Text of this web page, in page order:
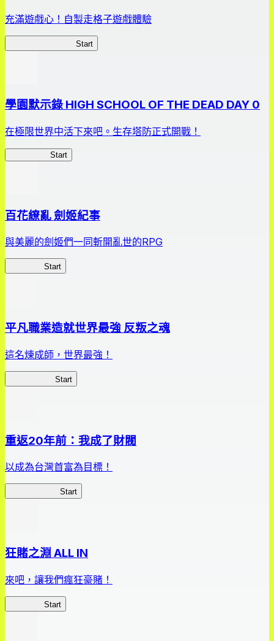
充滿遊戲心！自製走格子遊戲體驗
Start
學園默示錄 HIGH SCHOOL OF THE DEAD DAY 0
在極限世界中活下來吧。生存塔防正式開戰！
Start
百花繚亂 劍姬紀事
與美麗的劍姬們一同斬開亂世的RPG
Start
平凡職業造就世界最強 反叛之魂
這名煉成師，世界最強！
Start
重返20年前：我成了財閥
以成為台灣首富為目標！
Start
狂賭之淵 ALL IN
來吧，讓我們瘋狂豪賭！
Start